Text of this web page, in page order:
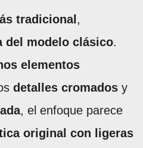
tradicional ,
del modelo clásico.
elementos
detalles cromados y
, el enfoque parece
original con ligeras